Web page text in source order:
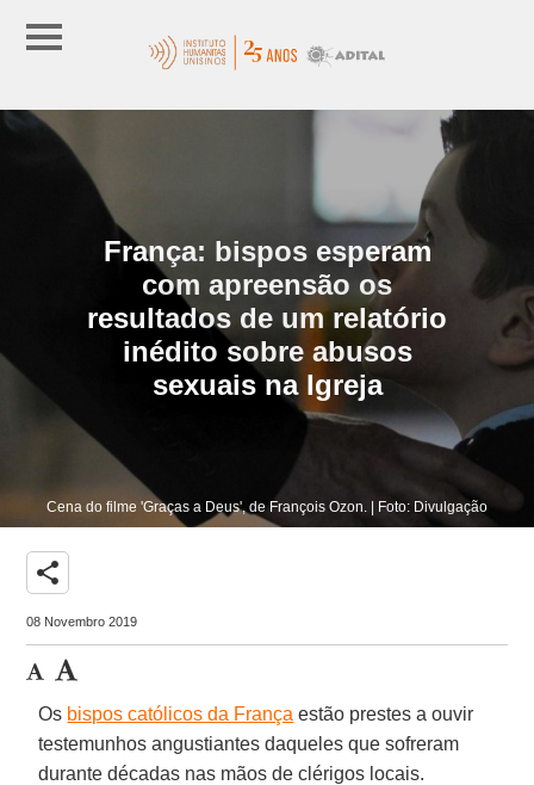
França: bispos esperam
com apreensão os
resultados de um relatório
inédito sobre abusos
sexuais na Igreja
Cena do filme 'Graças a Deus', de François Ozon. | Foto: Divulgação
share
08 Novembro 2019
Os bispos católicos da França estão prestes a ouvir
testemunhos angustiantes daqueles que sofreram
durante décadas nas mãos de clérigos locais.